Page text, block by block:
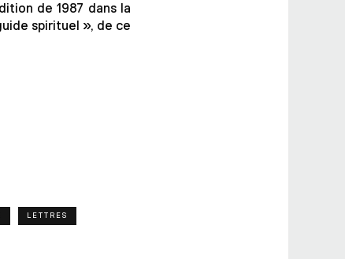
de 1987 dans la
spirituel », de ce
LETTRES